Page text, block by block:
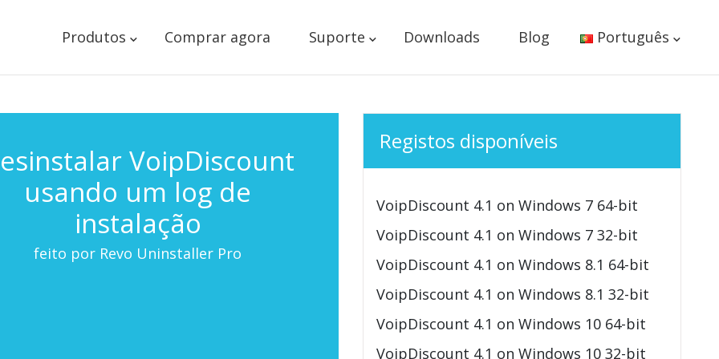
Produtos Comprar agora Suporte Downloads Blog Português
VoipDiscount
usando um log de
instalação
feito por Revo Uninstaller Pro
Registos disponíveis
VoipDiscount 4.1 on Windows 7 64-bit
VoipDiscount 4.1 on Windows 7 32-bit
VoipDiscount 4.1 on Windows 8.1 64-bit
VoipDiscount 4.1 on Windows 8.1 32-bit
VoipDiscount 4.1 on Windows 10 64-bit
VoipDiscount 4.1 on Windows 10 32-bit